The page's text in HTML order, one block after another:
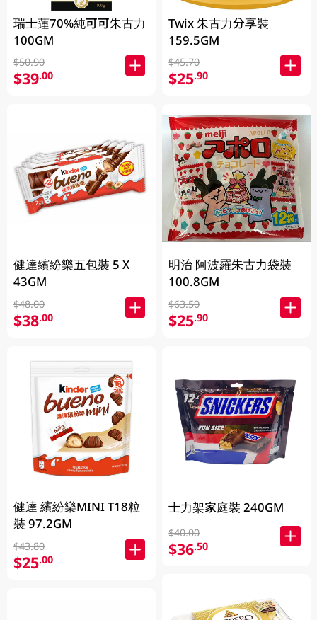
瑞士蓮70%純可可朱古力
100GM
$50.90
$39.00
健達繽紛樂五包裝 5 X
43GM
$48.00
$38.00
健達 繽紛樂MINI T18粒
裝 97.2GM
$43.80
$25.00
Twix 朱古力分享裝
159.5GM
$45.70
$25.90
明治 阿波羅朱古力袋裝
100.8GM
$63.50
$25.90
士力架家庭裝 240GM
$40.00
$36.50